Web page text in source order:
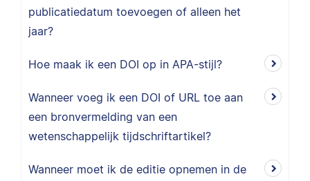
publicatiedatum toevoegen of alleen het
jaar?
Hoe maak ik een DOI op in APA-stijl?
Wanneer voeg ik een DOI of URL toe aan
een bronvermelding van een
wetenschappelijk tijdschriftartikel?
Wanneer moet ik de editie opnemen in de